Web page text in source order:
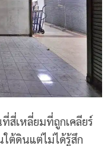
สี่เหลี่ยมที่ถูกเคลียร์
ใต้ดินแต่ไม่ได้รู้สึก